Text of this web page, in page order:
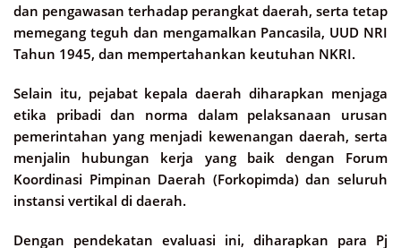
dan pengawasan terhadap perangkat daerah, serta tetap
memegang teguh dan mengamalkan Pancasila, UUD NRI
Tahun 1945, dan mempertahankan keutuhan NKRI.
Selain itu, pejabat kepala daerah diharapkan menjaga
etika pribadi dan norma dalam pelaksanaan urusan
pemerintahan yang menjadi kewenangan daerah, serta
menjalin hubungan kerja yang baik dengan Forum
Koordinasi Pimpinan Daerah (Forkopimda) dan seluruh
instansi vertikal di daerah.
Dengan pendekatan evaluasi ini, diharapkan para Pj